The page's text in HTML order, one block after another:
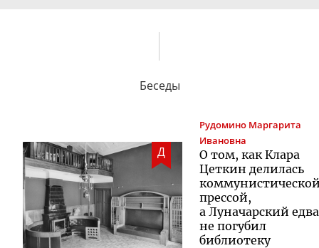
Беседы
Д
Рудомино Маргарита
Ивановна
О том, как Клара
Цеткин делилась
прессой,
а Луначарский едва
не погубил
библиотеку